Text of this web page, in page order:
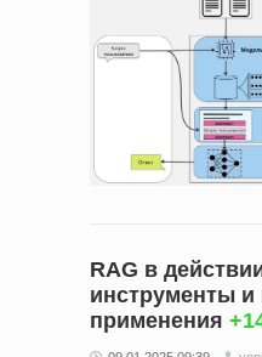
RAG в
инструменты
применения